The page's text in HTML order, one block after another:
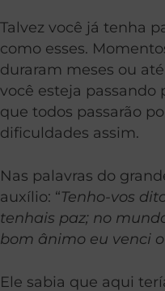
Talvez você já tenha
como esses.
duraram meses ou
você esteja passando
que todos passarão
dificuldades assim.
Nas palavras do
auxílio: “Tenho-vos
tenhais paz; no
bom ânimo eu venci
Ele sabia que aqui